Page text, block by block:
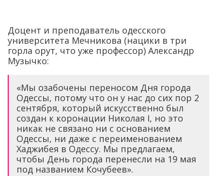
Доцент и преподаватель одесского
университета Мечникова (нацики в три
горла орут, что уже профессор) Александр
Музычко:
«Мы озабочены переносом Дня города
Одессы, потому что он у нас до сих пор 2
сентября, который искусственно был
создан к коронации Николая I, но это
никак не связано ни с основанием
Одессы, ни даже с переименованием
Хаджибея в Одессу. Мы предлагаем,
чтобы День города перенесли на 19 мая
под названием Кочубеев».